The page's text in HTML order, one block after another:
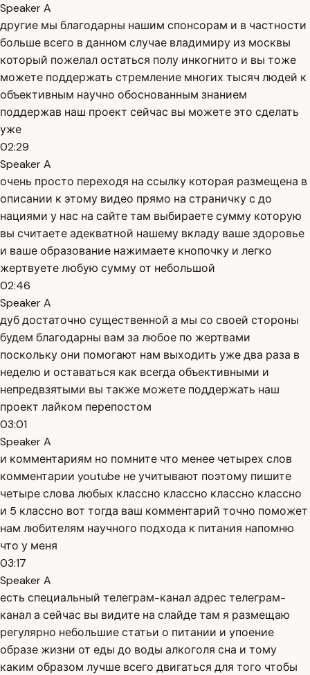
Speaker A
другие мы благодарны нашим спонсорам и в частности
больше всего в данном случае владимиру из москвы
который пожелал остаться полу инкогнито и вы тоже
можете поддержать стремление многих тысяч людей к
объективным научно обоснованным знанием
поддержав наш проект сейчас вы можете это сделать
уже
02:29
Speaker A
очень просто переходя на ссылку которая размещена в
описании к этому видео прямо на страничку с до
нациями у нас на сайте там выбираете сумму которую
вы считаете адекватной нашему вкладу ваше здоровье
и ваше образование нажимаете кнопочку и легко
жертвуете любую сумму от небольшой
02:46
Speaker A
дуб достаточно существенной а мы со своей стороны
будем благодарны вам за любое по жертвами
поскольку они помогают нам выходить уже два раза в
неделю и оставаться как всегда объективными и
непредвзятыми вы также можете поддержать наш
проект лайком перепостом
03:01
Speaker A
и комментариям но помните что менее четырех слов
комментарии youtube не учитывают поэтому пишите
четыре слова любых классно классно классно классно
и 5 классно вот тогда ваш комментарий точно поможет
нам любителям научного подхода к питания напомню
что у меня
03:17
Speaker A
есть специальный телеграм-канал адрес телеграм-
канал а сейчас вы видите на слайде там я размещаю
регулярно небольшие статьи о питании и упоение
образе жизни от еды до воды алкоголя сна и тому
каким образом лучше всего двигаться для того чтобы